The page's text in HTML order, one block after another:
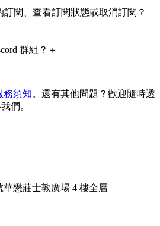
閱、查看訂閱狀態或取消訂閱？
群組？ ＋
務須知。還有其他問題？歡迎隨時透
們。
懋莊士敦廣場 4 樓全層